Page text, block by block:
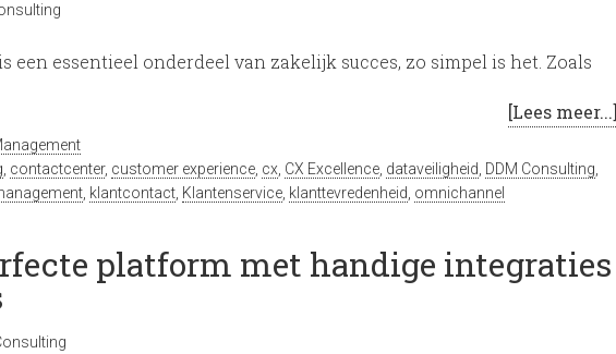
een essentieel onderdeel van zakelijk succes, zo simpel is het. Zoals
[Lees meer...]
contactcenter, customer experience cx CX Excellence dataveiligheid DDM Consulting
klantcontact Klantenservice klanttevredenheid omnichannel
platform met handige integraties